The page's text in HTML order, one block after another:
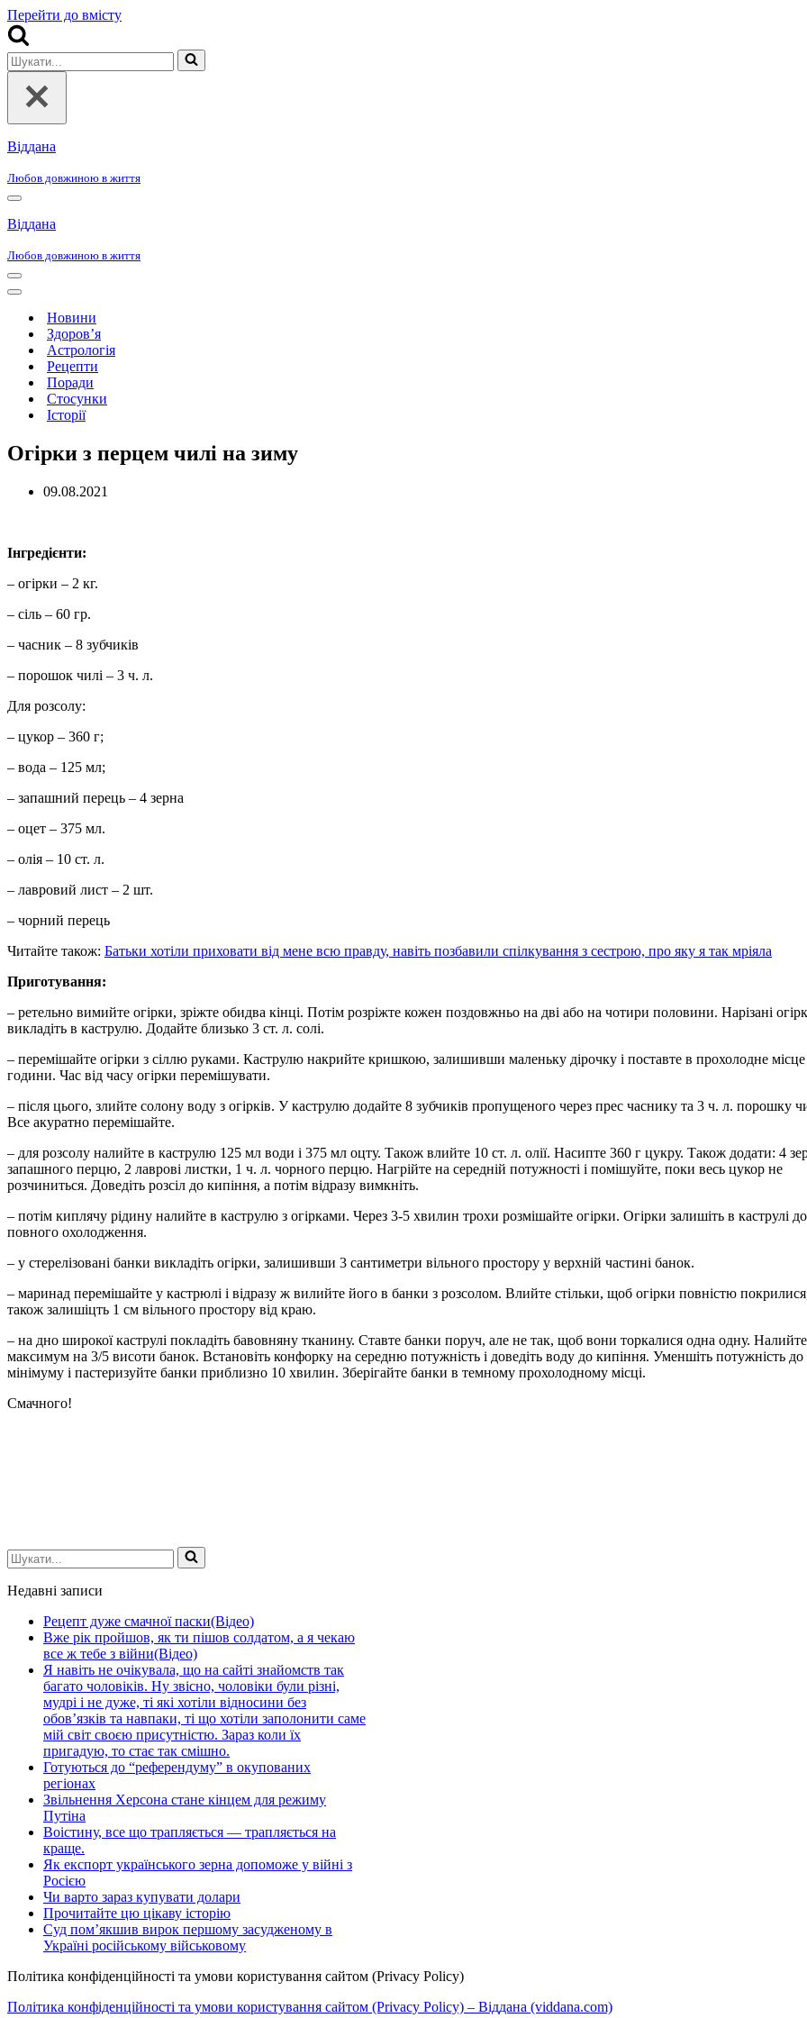
Перейти до вмісту
Шукати...
Віддана
Любов довжиною в життя
Меню
навігації
Віддана
Любов довжиною в життя
Меню
навігації
Меню
навігаціїНовини
Здоров’я
Астрологія
Рецепти
Поради
Стосунки
Історії
Огірки з перцем чилі на зиму
09.08.2021
Інгредієнти:
– огірки – 2 кг.
– сіль – 60 гр.
– часник – 8 зубчиків
– порошок чилі – 3 ч. л.
Для розсолу:
– цукор – 360 г;
– вода – 125 мл;
– запашний перець – 4 зерна
– оцет – 375 мл.
– олія – 10 ст. л.
– лавровий лист – 2 шт.
– чорний перець
Читайте також: Батьки хотіли приховати від мене всю правду, навіть позбавили спілкування з сестрою, про яку я так мріяла
Приготування:
– ретельно вимийте огірки, зріжте обидва кінці. Потім розріжте кожен поздовжньо на дві або на чотири половини. Нарізані
викладіть в каструлю. Додайте близько 3 ст. л. солі.
– перемішайте огірки з сіллю руками. Каструлю накрийте кришкою, залишивши маленьку дірочку і поставте в прохолодне
години. Час від часу огірки перемішувати.
– після цього, злийте солону воду з огірків. У каструлю додайте 8 зубчиків пропущеного через прес часнику та 3 ч. л. порошку
Все акуратно перемішайте.
– для розсолу налийте в каструлю 125 мл води і 375 мл оцту. Також влийте 10 ст. л. олії. Насипте 360 г цукру. Також додати: 4
запашного перцю, 2 лаврові листки, 1 ч. л. чорного перцю. Нагрійте на середній потужності і помішуйте, поки весь цукор не
розчиниться. Доведіть розсіл до кипіння, а потім відразу вимкніть.
– потім киплячу рідину налийте в каструлю з огірками. Через 3-5 хвилин трохи розмішайте огірки. Огірки залишіть в каструлі до
повного охолодження.
– у стерелізовані банки викладіть огірки, залишивши 3 сантиметри вільного простору у верхній частині банок.
– маринад перемішайте у кастрюлі і відразу ж вилийте його в банки з розсолом. Влийте стільки, щоб огірки повністю
також залишіцть 1 см вільного простору від краю.
– на дно широкої каструлі покладіть бавовняну тканину. Ставте банки поруч, але не так, щоб вони торкалися одна одну.
максимум на 3/5 висоти банок. Встановіть конфорку на середню потужність і доведіть воду до кипіння. Уменшіть потужність до
мінімуму і пастеризуйте банки приблизно 10 хвилин. Зберігайте банки в темному прохолодному місці.
Смачного!
Шукати...
Недавні записи
Рецепт дуже смачної паски(Відео)
Вже рік пройшов, як ти пішов солдатом, а я чекаю
все ж тебе з війни(Відео)
Я навіть не очікувала, що на сайті знайомств так
багато чоловіків. Ну звісно, чоловіки були різні,
мудрі і не дуже, ті які хотіли відносини без
обов’язків та навпаки, ті що хотіли заполонити саме
мій світ своєю присутністю. Зараз коли їх
пригадую, то стає так смішно.
Готуються до “референдуму” в окупованих
регіонах
Звільнення Херсона стане кінцем для режиму
Путіна
Воістину, все що трапляється — трапляється на
краще.
Як експорт українського зерна допоможе у війні з
Росією
Чи варто зараз купувати долари
Прочитайте цю цікаву історію
Суд пом’якшив вирок першому засудженому в
Україні російському військовому
Політика конфіденційності та умови користування сайтом (Privacy Policy)
Політика конфіденційності та умови користування сайтом (Privacy Policy) – Віддана (viddana.com)